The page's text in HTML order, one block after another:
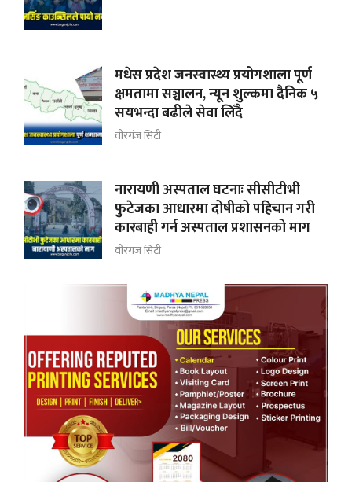
मधेस प्रदेश जनस्वास्थ्य प्रयोगशाला पूर्ण
क्षमतामा सञ्चालन, न्यून शुल्कमा दैनिक ५
सयभन्दा बढीले सेवा लिँदै
वीरगंज सिटी
नारायणी अस्पताल घटनाः सीसीटीभी
फुटेजका आधारमा दोषीको पहिचान गरी
कारबाही गर्न अस्पताल प्रशासनको माग
वीरगंज सिटी